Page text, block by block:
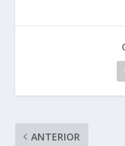
ANTERIOR